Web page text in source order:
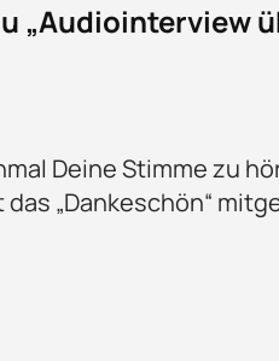
„Audiointerview
Deine Stimme zu
„Dankeschön“